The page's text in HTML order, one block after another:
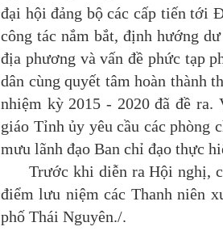
đại hội đảng bộ các cấp tiến tới
công tác nắm bắt, định hướng
địa phương và vấn đề phức tạp
dân cùng quyết tâm hoàn thành
nhiệm kỳ 2015 - 2020 đã đề ra.
giáo Tỉnh ủy yêu cầu các phòng
mưu lãnh đạo Ban chỉ đạo thực
Trước khi diễn ra Hội nghị,
điểm lưu niệm các Thanh niên
phố Thái Nguyên./.